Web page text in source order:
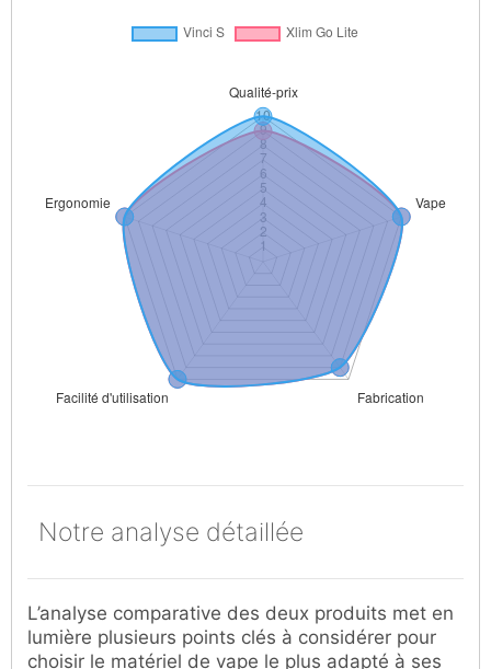
Notre analyse détaillée
L’analyse comparative des deux produits met en
lumière plusieurs points clés à considérer pour
choisir le matériel de vape le plus adapté à ses